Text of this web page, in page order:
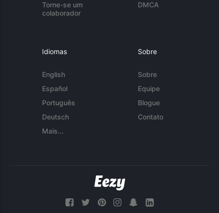
Torne-se um
colaborador
DMCA
Idiomas
English
Español
Português
Deutsch
Mais...
Sobre
Sobre
Equipe
Blogue
Contato